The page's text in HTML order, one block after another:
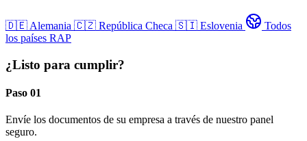
🇩🇪 Alemania 🇨🇿 República Checa 🇸🇮 Eslovenia
Todos
los países RAP
¿Listo para cumplir?
Paso 01
Envíe los documentos de su empresa a través de nuestro panel
seguro.